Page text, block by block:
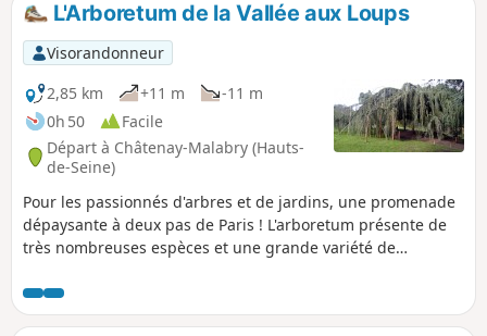
p
L'Arboretum de la Vallée aux Loups
Visorandonneur
2,85 km
+11 m
-11 m
0h 50
Facile
Départ à Châtenay-Malabry (Hauts-
de-Seine)
Pour les passionnés d'arbres et de jardins, une promenade
dépaysante à deux pas de Paris ! L'arboretum présente de
très nombreuses espèces et une grande variété de
tableau.